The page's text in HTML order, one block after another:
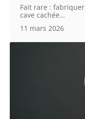
Fait rare :
cave cachée…
11 mars 2026